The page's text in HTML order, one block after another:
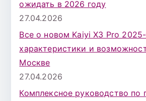
ожидать в 2026 году
27.04.2026
Все о новом Kaiyi X3 Pro
характеристики и
Москве
27.04.2026
Комплексное руководство по